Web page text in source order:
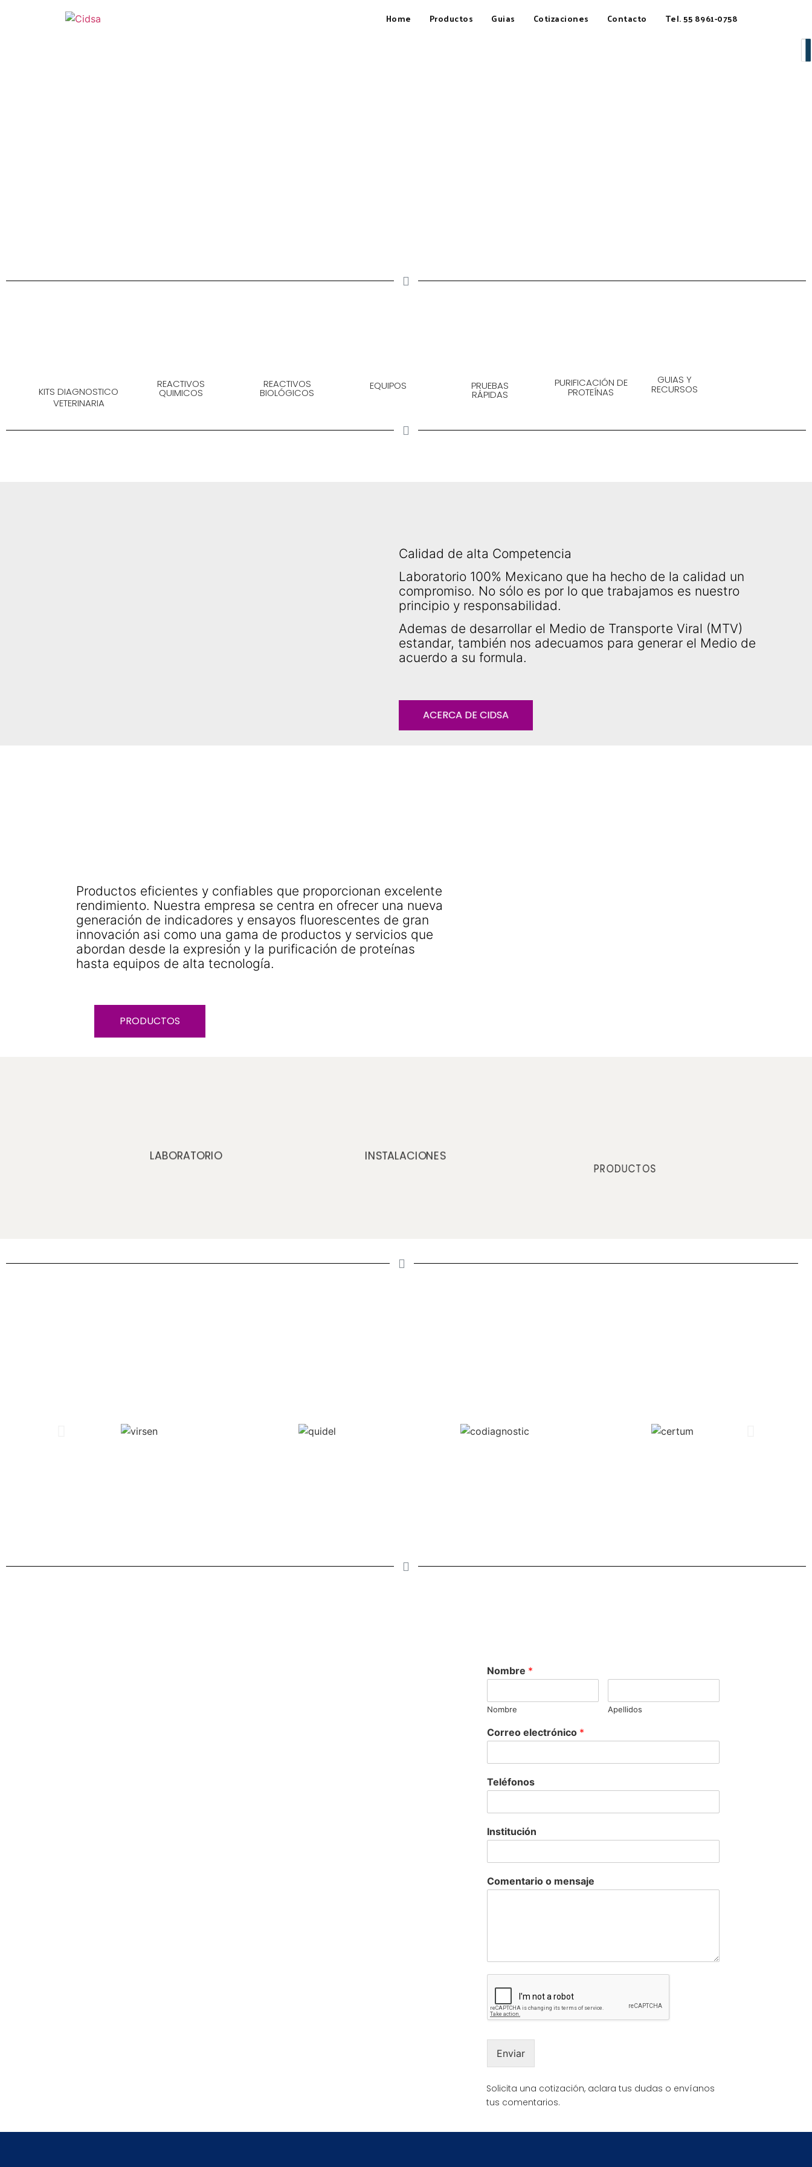
Home Productos Guias Cotizaciones Contacto Tel. 55 8961-0758
KITS DIAGNOSTICO
VETERINARIA
REACTIVOS
QUIMICOS
REACTIVOS
BIOLÓGICOS
EQUIPOS PRUEBAS
RÁPIDAS
PURIFICACIÓN DE
PROTEÍNAS
GUIAS Y
RECURSOS
Calidad de alta Competencia
Laboratorio 100% Mexicano que ha hecho de la calidad un
compromiso. No sólo es por lo que trabajamos es nuestro
principio y responsabilidad.
Ademas de desarrollar el Medio de Transporte Viral (MTV)
estandar, también nos adecuamos para generar el Medio de
acuerdo a su formula.
ACERCA DE CIDSA
Productos eficientes y confiables que proporcionan excelente
rendimiento. Nuestra empresa se centra en ofrecer una nueva
generación de indicadores y ensayos fluorescentes de gran
innovación asi como una gama de productos y servicios que
abordan desde la expresión y la purificación de proteínas
hasta equipos de alta tecnología.
PRODUCTOS
LABORATORIO INSTALACIONES
PRODUCTOS
Nombre *
Nombre Apellidos
Correo electrónico *
Teléfonos
Institución
Comentario o mensaje
Enviar
Solicita una cotización, aclara tus dudas o envíanos
tus comentarios.